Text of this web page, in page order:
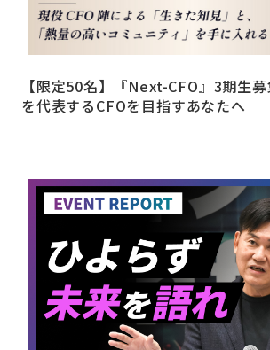
【限定50名】『Next-CFO』3期生
を代表するCFOを目指すあなたへ